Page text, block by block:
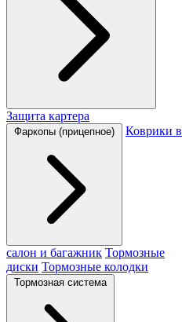
Защита картера
Фаркопы (прицепное) Коврики в
салон и багажник Тормозные
диски Тормозные колодки
Тормозная система